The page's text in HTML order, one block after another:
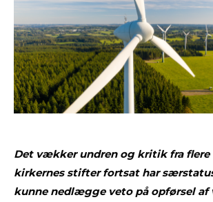
Det vækker undren og kritik fra flere
kirkernes stifter fortsat har
kunne nedlægge veto på opførsel af